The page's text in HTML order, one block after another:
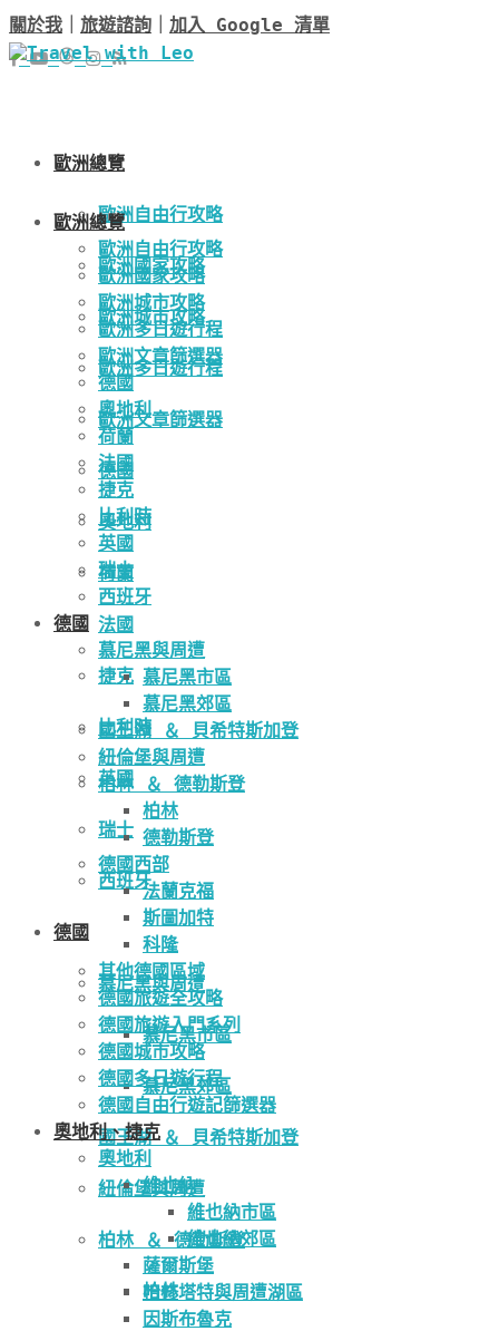
關於我 旅遊諮詢 加入 Google 清單
歐洲總覽
歐洲自由行攻略
歐洲國家攻略
歐洲城市攻略
歐洲多日遊行程
歐洲文章篩選器
德國
奧地利
荷蘭
法國
捷克
比利時
英國
瑞士
西班牙
德國
慕尼黑與周遭
慕尼黑市區
慕尼黑郊區
國王湖 ＆ 貝希特斯加登
紐倫堡與周遭
柏林 ＆ 德勒斯登
柏林
歐洲總覽
歐洲自由行攻略
歐洲國家攻略
歐洲城市攻略
歐洲多日遊行程
歐洲文章篩選器
德國
奧地利
荷蘭
法國
捷克
比利時
英國
瑞士
西班牙
德國
慕尼黑與周遭
慕尼黑市區
慕尼黑郊區
國王湖 ＆ 貝希特斯加登
紐倫堡與周遭
柏林 ＆ 德勒斯登
柏林
德勒斯登
德國西部
法蘭克福
斯圖加特
科隆
其他德國區域
德國旅遊全攻略
德國旅遊入門系列
德國城市攻略
德國多日遊行程
德國自由行遊記篩選器
奧地利、捷克
奧地利
維也納
維也納市區
維也納郊區
薩爾斯堡
哈修塔特與周遭湖區
因斯布魯克